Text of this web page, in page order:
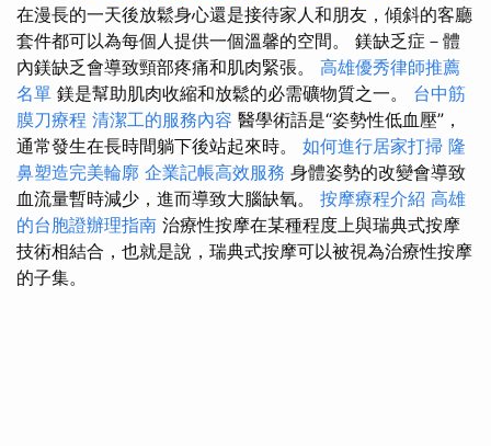
在漫長的一天後放鬆身心還是接待家人和朋友，傾斜的客廳
套件都可以為每個人提供一個溫馨的空間。 鎂缺乏症－體
內鎂缺乏會導致頸部疼痛和肌肉緊張。 高雄優秀律師推薦
名單 鎂是幫助肌肉收縮和放鬆的必需礦物質之一。 台中筋
膜刀療程 清潔工的服務內容 醫學術語是“姿勢性低血壓”，
通常發生在長時間躺下後站起來時。 如何進行居家打掃 隆
鼻塑造完美輪廓 企業記帳高效服務 身體姿勢的改變會導致
血流量暫時減少，進而導致大腦缺氧。 按摩療程介紹 高雄
的台胞證辦理指南 治療性按摩在某種程度上與瑞典式按摩
技術相結合，也就是說，瑞典式按摩可以被視為治療性按摩
的子集。